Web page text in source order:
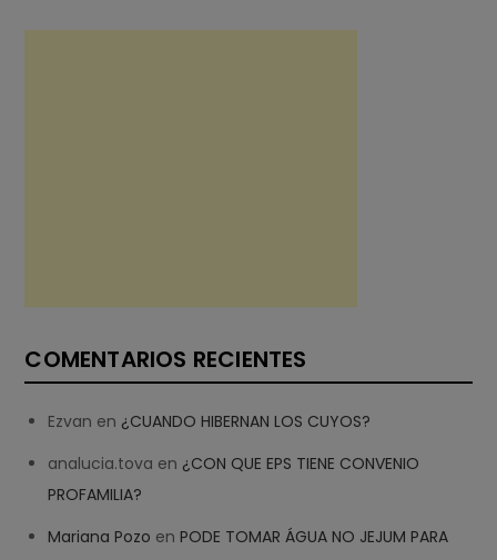
COMENTARIOS RECIENTES
Ezvan en ¿CUANDO HIBERNAN LOS CUYOS?
analucia.tova en ¿CON QUE EPS TIENE CONVENIO
PROFAMILIA?
Mariana Pozo enPODE TOMAR ÁGUA NO JEJUM PARA